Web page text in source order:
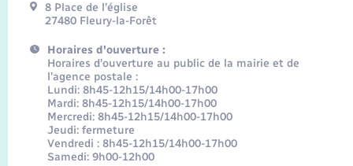
8 Place de l’église
27480 Fleury-la-Forêt
Horaires d'ouverture :
Horaires d’ouverture au public de la mairie et de
l’agence postale :
Lundi: 8h45-12h15/14h00-17h00
Mardi: 8h45-12h15/14h00-17h00
Mercredi: 8h45-12h15/14h00-17h00
Jeudi: fermeture
Vendredi : 8h45-12h15/14h00-17h00
Samedi: 9h00-12h00